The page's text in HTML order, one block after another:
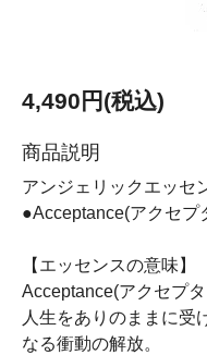
4,490円(税込)
商品説明
アンジェリックエッセ
●Acceptance(アクセプ
【エッセンスの意味】
Acceptance(アクセプ
人生をありのままに受
なる衝動の解放。